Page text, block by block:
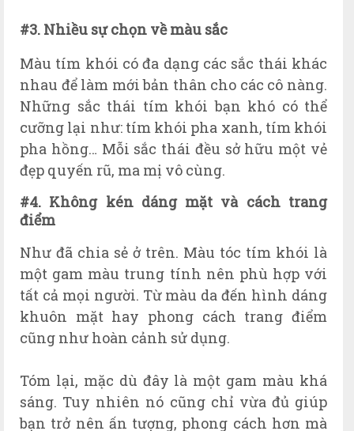
#3. Nhiều sự chọn về màu sắc
Màu tím khói có đa dạng các sắc thái khác
nhau để làm mới bản thân cho các cô nàng.
Những sắc thái tím khói bạn khó có thể
cưỡng lại như: tím khói pha xanh, tím khói
pha hồng… Mỗi sắc thái đều sở hữu một vẻ
đẹp quyến rũ, ma mị vô cùng.
#4. Không kén dáng mặt và cách trang
điểm
Như đã chia sẻ ở trên. Màu tóc tím khói là
một gam màu trung tính nên phù hợp với
tất cả mọi người. Từ màu da đến hình dáng
khuôn mặt hay phong cách trang điểm
cũng như hoàn cảnh sử dụng.
Tóm lại, mặc dù đây là một gam màu khá
sáng. Tuy nhiên nó cũng chỉ vừa đủ giúp
bạn trở nên ấn tượng, phong cách hơn mà